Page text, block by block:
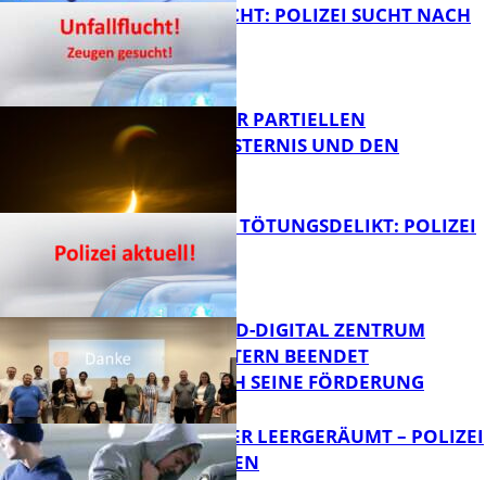
UNFALLFLUCHT: POLIZEI SUCHT NACH
ZEUGEN
VORTRAG ZUR PARTIELLEN
SONNENFINSTERNIS UND DEN
PERSEIDEN
FB News
VERSUCHTES TÖTUNGSDELIKT: POLIZEI
ERMITTELT
MITTELSTAND-DIGITAL ZENTRUM
KAISERSLAUTERN BEENDET
ERFOLGREICH SEINE FÖRDERUNG
TRANSPORTER LEERGERÄUMT – POLIZEI
SUCHT ZEUGEN